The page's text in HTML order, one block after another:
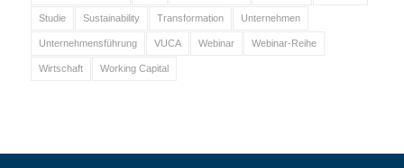
Studie Sustainability Transformation Unternehmen
Unternehmensführung VUCA Webinar Webinar-Reihe
Wirtschaft Working Capital